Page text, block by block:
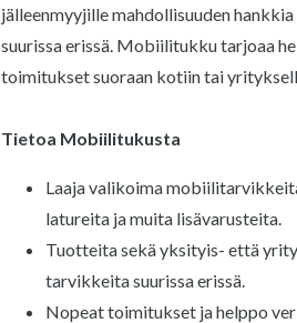
jälleenmyyjille mahdollisuuden
suurissa erissä. Mobiilitukku tarjoaa
toimitukset suoraan kotiin tai
Tietoa Mobiilitukusta
Laaja valikoima
latureita ja muita lisävarusteita.
Tuotteita sekä yksityis- että
tarvikkeita suurissa erissä.
Nopeat toimitukset ja helppo